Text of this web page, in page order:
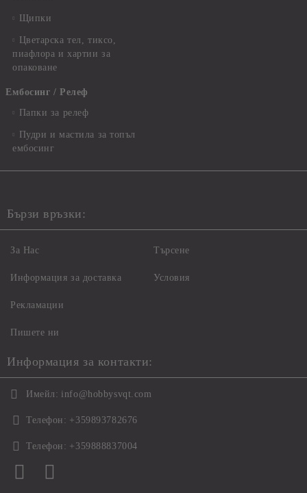
Щипки
Цветарска тел, тиксо,
пиафлора и хартии за
опаковане
Ембосинг / Релеф
Папки за релеф
Пудри и мастила за топъл
ембосинг
Бързи връзки:
За Нас
Информация за доставка
Рекламации
Пишете ни
Търсене
Условия
Информация за контакти:
Имейл: info@hobbysvqt.com
Телефон: +359893782676
Телефон: +359888837004